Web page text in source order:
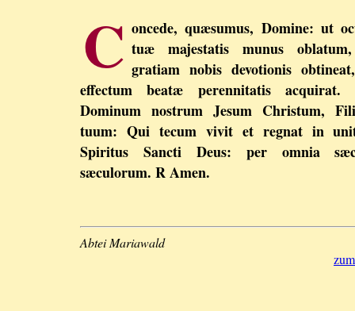
C oncede, quæsumus, Domine: ut
tuæ majestatis munus
gratiam nobis devotionis
effectum beatæ perennitatis acquirat.
Dominum nostrum Jesum Christum,
tuum: Qui tecum vivit et regnat in
Spiritus Sancti Deus: per omnia
sæculorum. R Amen.
Abtei Mariawald